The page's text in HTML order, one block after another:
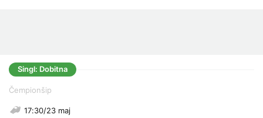
Singl: Dobitna
Čempionšip
17:30/23 maj